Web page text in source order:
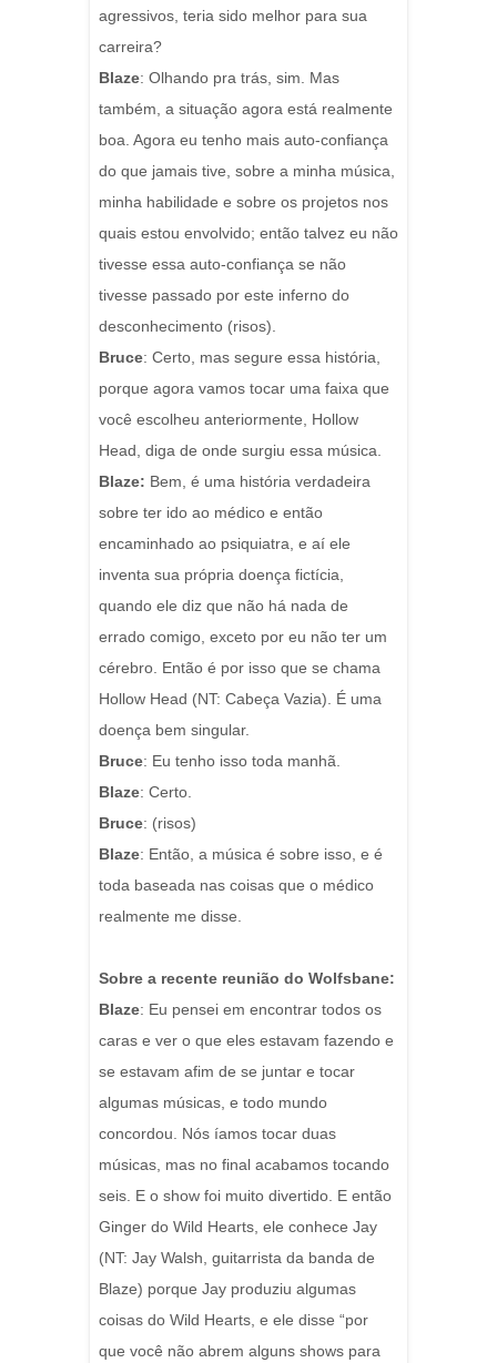
agressivos, teria sido melhor para sua
carreira?
Blaze: Olhando pra trás, sim. Mas
também, a situação agora está realmente
boa. Agora eu tenho mais auto-confiança
do que jamais tive, sobre a minha música,
minha habilidade e sobre os projetos nos
quais estou envolvido; então talvez eu não
tivesse essa auto-confiança se não
tivesse passado por este inferno do
desconhecimento (risos).
Bruce: Certo, mas segure essa história,
porque agora vamos tocar uma faixa que
você escolheu anteriormente, Hollow
Head, diga de onde surgiu essa música.
Blaze: Bem, é uma história verdadeira
sobre ter ido ao médico e então
encaminhado ao psiquiatra, e aí ele
inventa sua própria doença fictícia,
quando ele diz que não há nada de
errado comigo, exceto por eu não ter um
cérebro. Então é por isso que se chama
Hollow Head (NT: Cabeça Vazia). É uma
doença bem singular.
Bruce: Eu tenho isso toda manhã.
Blaze: Certo.
Bruce: (risos)
Blaze: Então, a música é sobre isso, e é
toda baseada nas coisas que o médico
realmente me disse.
Sobre a recente reunião do Wolfsbane:
Blaze: Eu pensei em encontrar todos os
caras e ver o que eles estavam fazendo e
se estavam afim de se juntar e tocar
algumas músicas, e todo mundo
concordou. Nós íamos tocar duas
músicas, mas no final acabamos tocando
seis. E o show foi muito divertido. E então
Ginger do Wild Hearts, ele conhece Jay
(NT: Jay Walsh, guitarrista da banda de
Blaze) porque Jay produziu algumas
coisas do Wild Hearts, e ele disse “por
que você não abrem alguns shows para